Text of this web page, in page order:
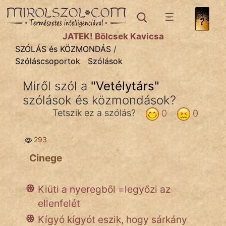
SZÓLÁS ÉS KÖZMONDÁStémák:
Bibliai
Kifejezések
Közmondások
Rímelő
Szóláscsoportok
Szólások
Tréfás
JÁTÉK! Bölcsek Kavicsa
SZÓLÁS és KÖZMONDÁS /
Szóláscsoportok
Szólások
Miről szól a "Vetélytárs"
szólások és közmondások?
0
0
Tetszik ez a szólás?
293
Cinege
Kiüti a nyeregből =legyőzi az
ellenfelét
Kígyó kígyót eszik, hogy sárkány